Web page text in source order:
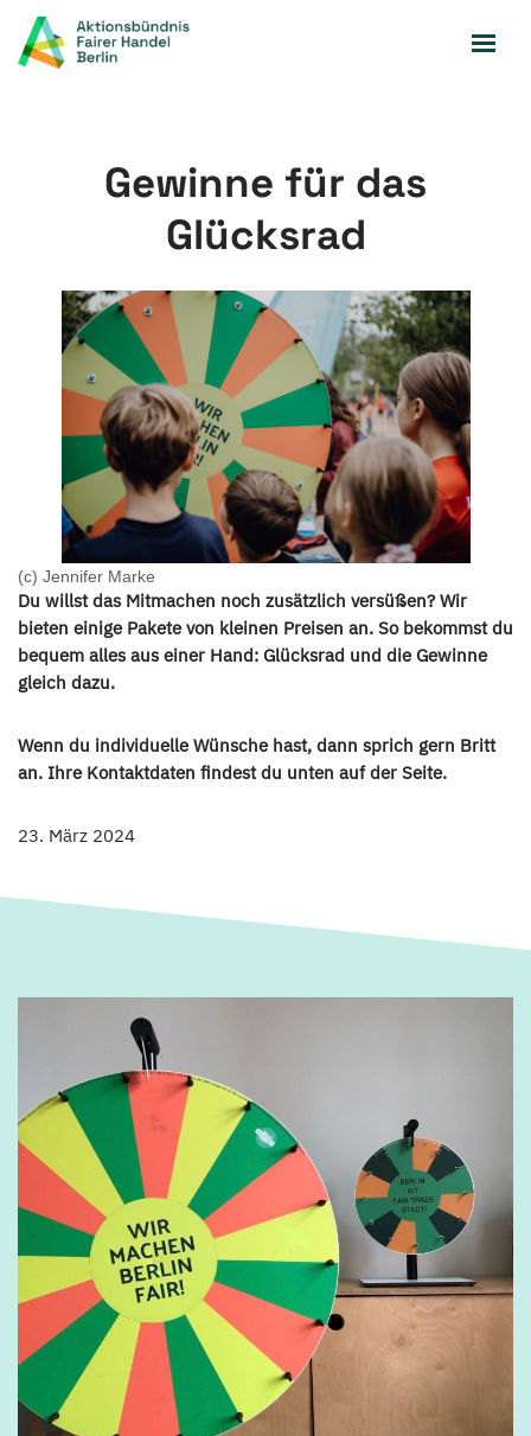
Zum
Gewinne für das
Glücksrad
(c) Jennifer Marke
Du willst das Mitmachen noch zusätzlich versüßen? Wir
bieten einige Pakete von kleinen Preisen an. So bekommst du
bequem alles aus einer Hand: Glücksrad und die Gewinne
gleich dazu.
Wenn du individuelle Wünsche hast, dann sprich gern Britt
an. Ihre Kontaktdaten findest du unten auf der Seite.
23. März 2024